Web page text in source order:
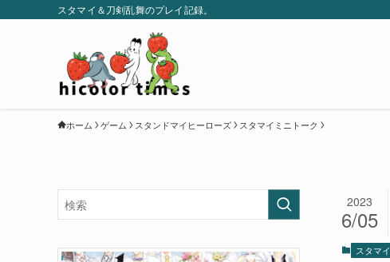
スタマイ＆刀剣乱舞のプレイ記録。
ホーム ゲーム スタンドマイヒーローズ スタマイミニトーク
2023
6/05
スタマ